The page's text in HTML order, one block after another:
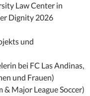
Law Center in
Dignity 2026
und
bei FC Las Andinas,
und Frauen)
& Major League Soccer)